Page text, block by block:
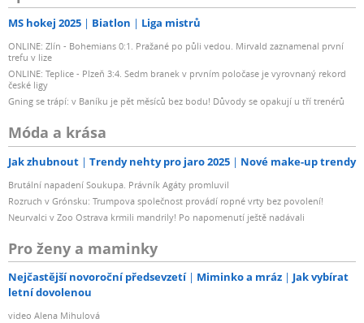
MS hokej 2025 Biatlon Liga mistrů
ONLINE: Zlín - Bohemians 0:1. Pražané po půli vedou. Mirvald zaznamenal první
trefu v lize
ONLINE: Teplice - Plzeň 3:4. Sedm branek v prvním poločase je vyrovnaný rekord
české ligy
Gning se trápí: v Baníku je pět měsíců bez bodu! Důvody se opakují u tří trenérů
Móda a krása
Jak zhubnout Trendy nehty pro jaro 2025 Nové make-up trendy
Brutální napadení Soukupa. Právník Agáty promluvil
Rozruch v Grónsku: Trumpova společnost provádí ropné vrty bez povolení!
Neurvalci v Zoo Ostrava krmili mandrily! Po napomenutí ještě nadávali
Pro ženy a maminky
Nejčastější novoroční předsevzetí Miminko a mráz
Jak vybírat
letní dovolenou
video Alena Mihulová